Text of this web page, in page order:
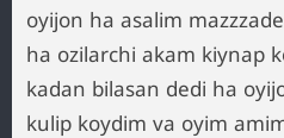
oyijon ha asalim
ha ozilarchi akam kiynap
kadan bilasan dedi ha
kulip koydim va oyim